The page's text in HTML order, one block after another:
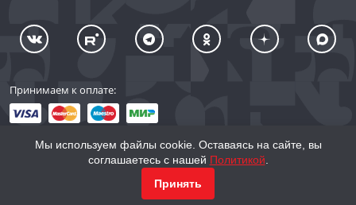
Принимаем к оплате:
© 2002–2026 «Торговый Дом Книги «МОСКВА»
Мы используем файлы cookie. Оставаясь на сайте, вы
соглашаетесь с нашей Политикой
Принять